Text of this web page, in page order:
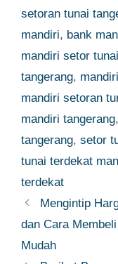
setoran tunai
mandiri, bank
mandiri setor
tangerang,
mandiri setoran
mandiri tangerang,
tangerang, setor
tunai terdekat
terdekat
Mengintip
dan Cara
Mudah